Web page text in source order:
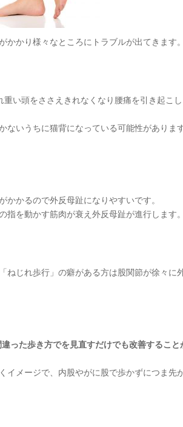
かり様々なところにトラブルが出てきます。
い頭をささえきれなくなり腰痛を引き起こし
ないうちに猫背になっている可能性がありま
かかるので外反母趾になりやすいです。
を動かす筋肉が衰え外反母趾が進行します。
ねじれ歩行」の癖がある方は股関節が徐々に
違った歩き方でを見直すだけでも改善すること
イメージで、内股やがに股で歩かずにつま先